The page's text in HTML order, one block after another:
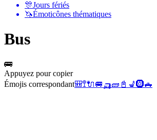
🎊Jours fériés
🦄Émoticônes thématiques
Bus
🚌
Appuyez pour copier
Émojis correspondant🎒🚏🔌🚐 🛺🧱 📓 💺🛞🛻